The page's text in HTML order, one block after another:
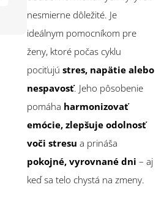
nesmierne dôležité. Je
ideálnym pomocníkom pre
ženy, ktoré počas cyklu
pociťujú stres, napätie alebo
nespavosť. Jeho pôsobenie
pomáha harmonizovať
emócie, zlepšuje odolnosť
voči stresu a prináša
pokojné, vyrovnané dni – aj
keď sa telo chystá na zmeny.